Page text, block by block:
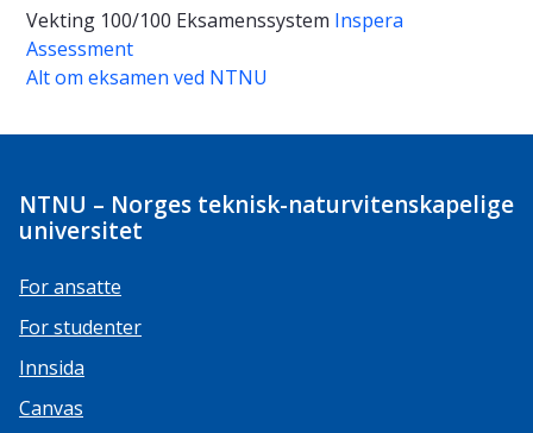
Vekting 100/100 Eksamenssystem Inspera
Assessment
Alt om eksamen ved NTNU
NTNU – Norges teknisk-naturvitenskapelige
universitet
For ansatte
For studenter
Innsida
Canvas